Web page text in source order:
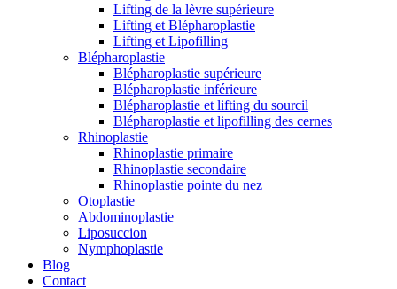
Lifting de la lèvre supérieure
Lifting et Blépharoplastie
Lifting et Lipofilling
Blépharoplastie
Blépharoplastie supérieure
Blépharoplastie inférieure
Blépharoplastie et lifting du sourcil
Blépharoplastie et lipofilling des cernes
Rhinoplastie
Rhinoplastie primaire
Rhinoplastie secondaire
Rhinoplastie pointe du nez
Otoplastie
Abdominoplastie
Liposuccion
Nymphoplastie
Blog
Contact